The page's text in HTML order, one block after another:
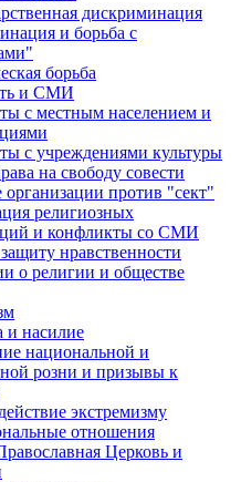
дискриминация
и борьба с
борьба
и СМИ
с местным населением и
с учреждениями культуры
на свободу совести
организации против "сект"
религиозных
и конфликты со СМИ
нравственности
о религии и обществе
и насилие
национальной и
розни и призывы к
экстремизму
отношения
Церковь и